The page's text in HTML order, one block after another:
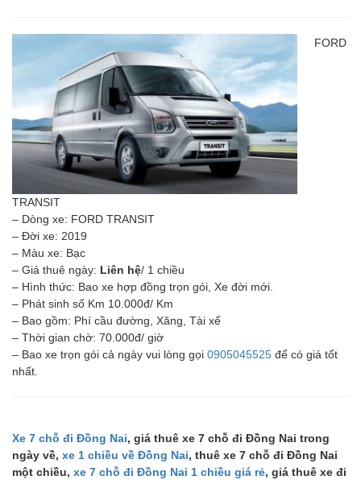
FORD
TRANSIT
– Dòng xe: FORD TRANSIT
– Đời xe: 2019
– Màu xe: Bạc
– Giá thuê ngày: Liên hệ/ 1 chiều
– Hình thức: Bao xe hợp đồng trọn gói, Xe đời mới.
– Phát sinh số Km 10.000đ/ Km
– Bao gồm: Phí cầu đường, Xăng, Tài xế
– Thời gian chờ: 70.000đ/ giờ
– Bao xe trọn gói cả ngày vui lòng gọi 0905045525 để có giá tốt
nhất.
Xe 7 chỗ đi Đồng Nai, giá thuê xe 7 chỗ đi Đồng Nai trong
ngày về, xe 1 chiều về Đồng Nai, thuê xe 7 chỗ đi Đồng Nai
một chiều, xe 7 chỗ đi Đồng Nai 1 chiều giá rẻ, giá thuê xe đi